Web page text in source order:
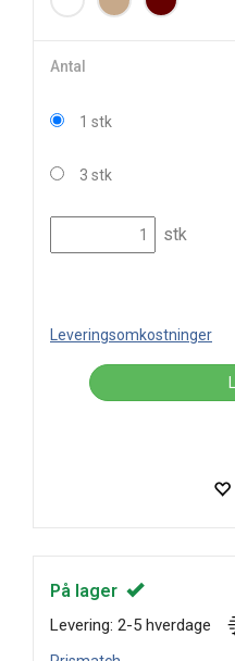
Antal
1 stk
3 stk
stk
Leveringsomkostninger
På lager
Levering: 2-5 hverdage